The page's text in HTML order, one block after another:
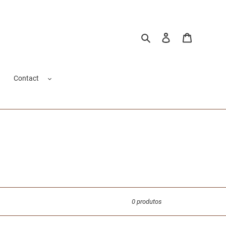
PesquisarFazer login
Contact
0 produtos